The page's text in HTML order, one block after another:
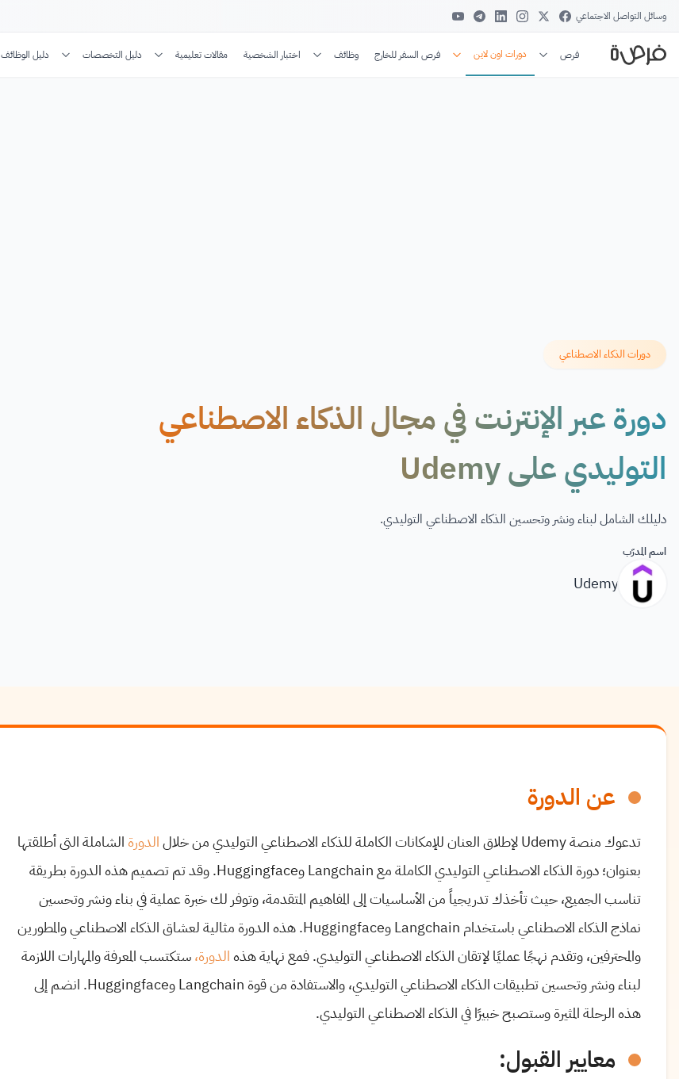
وسائل التواصل الاجتماعي
فرص دورات اون لاين فرص السفر للخارج وظائف اختبار الشخصية مقالات تعليمية دليل التخصصات دليل الوظائف
دورات الذكاء الاصطناعي
دورة عبر الإنترنت في مجال الذكاء الاصطناعي
التوليدي على Udemy
دليلك الشامل لبناء ونشر وتحسين الذكاء الاصطناعي التوليدي.
اسم المدرّب
Udemy
عن الدورة
تدعوك منصة Udemy لإطلاق العنان للإمكانات الكاملة للذكاء الاصطناعي التوليدي من خلال الدورة الشاملة التى أطلقتها
بعنوان؛ دورة الذكاء الاصطناعي التوليدي الكاملة مع Langchain وHuggingface. وقد تم تصميم هذه الدورة بطريقة
تناسب الجميع، حيث تأخذك تدريجياً من الأساسيات إلى المفاهيم المتقدمة، وتوفر لك خبرة عملية في بناء ونشر وتحسين
نماذج الذكاء الاصطناعي باستخدام Langchain وHuggingface. هذه الدورة مثالية لعشاق الذكاء الاصطناعي والمطورين
والمحترفين، وتقدم نهجًا عمليًا لإتقان الذكاء الاصطناعي التوليدي. فمع نهاية هذهالدورة،ستكتسب المعرفة والمهارات اللازمة
لبناء ونشر وتحسين تطبيقات الذكاء الاصطناعي التوليدي، والاستفادة من قوة Langchain وHuggingface. انضم إلى
هذه الرحلة المثيرة وستصبح خبيرًا في الذكاء الاصطناعي التوليدي.
معايير القبول: